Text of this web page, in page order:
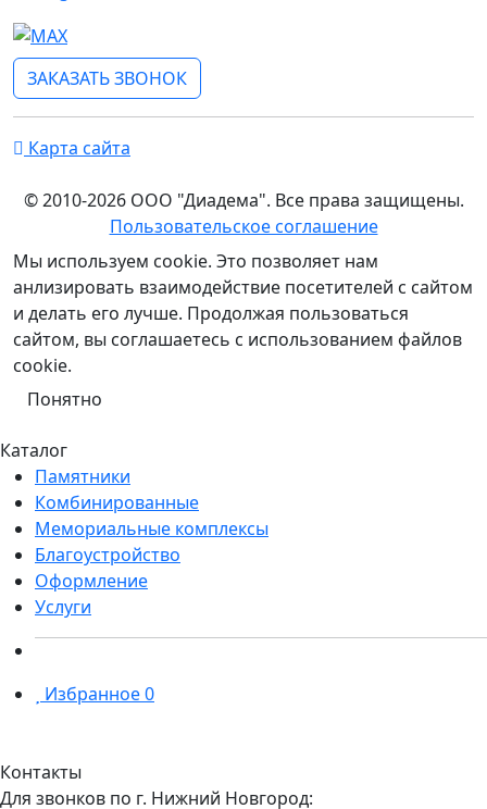
ЗАКАЗАТЬ ЗВОНОК
Карта сайта
© 2010-2026 ООО "Диадема". Все права защищены.
Пользовательское соглашение
Мы используем cookie. Это позволяет нам
анлизировать взаимодействие посетителей с сайтом
и делать его лучше. Продолжая пользоваться
сайтом, вы соглашаетесь с использованием файлов
cookie.
Понятно
Каталог
Памятники
Комбинированные
Мемориальные комплексы
Благоустройство
Оформление
Услуги
Избранное0
Контакты
Для звонков по г. Нижний Новгород: